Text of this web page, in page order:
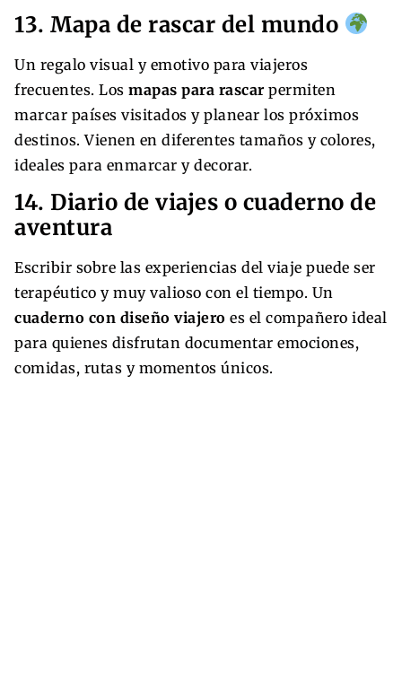
13. Mapa de rascar del mundo
Un regalo visual y emotivo para viajeros
frecuentes. Los mapas para rascarpermiten
marcar países visitados y planear los próximos
destinos. Vienen en diferentes tamaños y colores,
ideales para enmarcar y decorar.
14. Diario de viajes o cuaderno de
aventura
Escribir sobre las experiencias del viaje puede ser
terapéutico y muy valioso con el tiempo. Un
cuaderno con diseño viajero es el compañero ideal
para quienes disfrutan documentar emociones,
comidas, rutas y momentos únicos.